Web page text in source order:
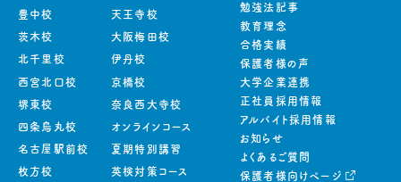
豊中校
茨木校
北千里校
西宮北口校
堺東校
四条烏丸校
名古屋駅前校
枚方校
天王寺校
大阪梅田校
伊丹校
京橋校
奈良西大寺校
オンラインコース
夏期特別講習
英検対策コース
勉強法記事
教育理念
合格実績
保護者様の声
大学企業連携
正社員採用情報
アルバイト採用情報
お知らせ
よくあるご質問
保護者様向けページ